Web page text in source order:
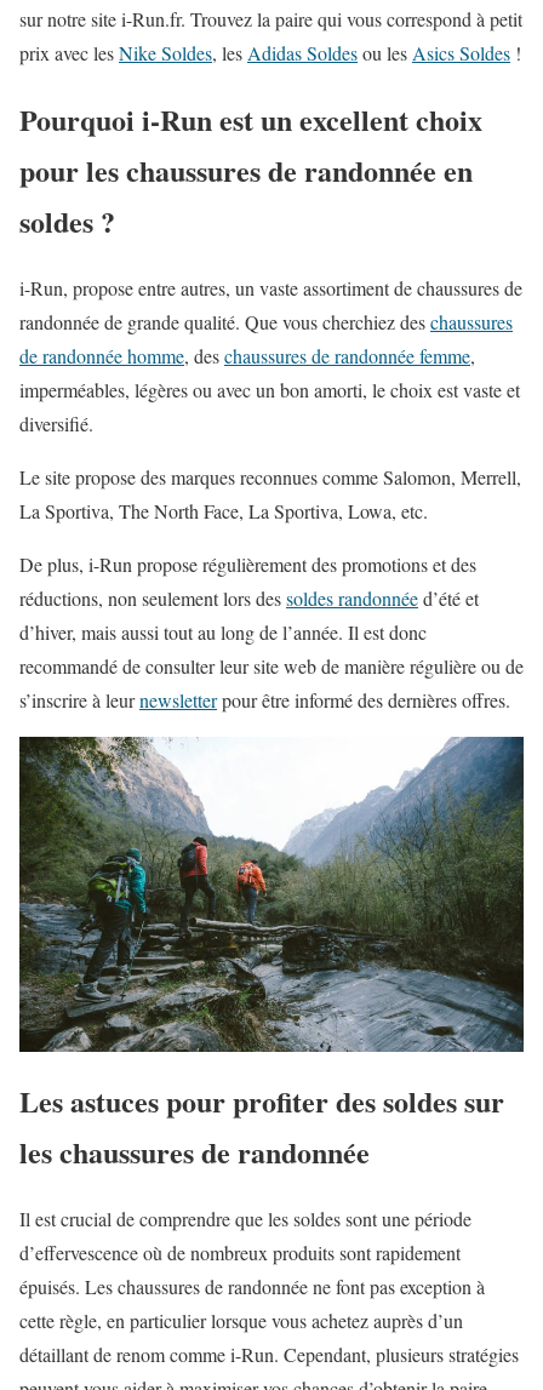
sur notre site i-Run.fr. Trouvez la paire qui vous correspond à petit
prix avec lesNike Soldes, lesAdidas Soldesou lesAsics Soldes !
Pourquoi i-Run est un excellent choix
pour les chaussures de randonnée en
soldes ?
i-Run, propose entre autres, un vaste assortiment de chaussures de
randonnée de grande qualité. Que vous cherchiez deschaussures
de randonnée homme, deschaussures de randonnée femme,
imperméables, légères ou avec un bon amorti, le choix est vaste et
diversifié.
Le site propose des marques reconnues comme Salomon, Merrell,
La Sportiva, The North Face, La Sportiva, Lowa, etc.
De plus, i-Run propose régulièrement des promotions et des
réductions, non seulement lors dessoldes randonnéed’été et
d’hiver, mais aussi tout au long de l’année. Il est donc
recommandé de consulter leur site web de manière régulière ou de
s’inscrire à leurnewsletterpour être informé des dernières offres.
Les astuces pour profiter des soldes sur
les chaussures de randonnée
Il est crucial de comprendre que les soldes sont une période
d’effervescence où de nombreux produits sont rapidement
épuisés. Les chaussures de randonnée ne font pas exception à
cette règle, en particulier lorsque vous achetez auprès d’un
détaillant de renom comme i-Run. Cependant, plusieurs stratégies